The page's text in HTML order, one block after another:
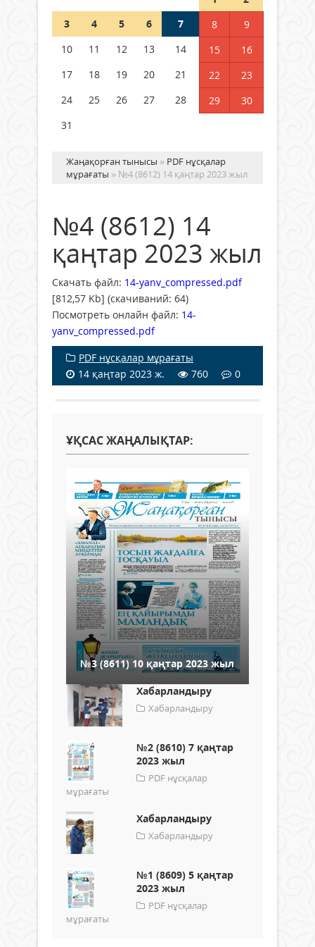
Германия аптап ыстыққа
бастады
04 тамыз 2026 ж.
3
4 5 6 7 8
9
10
11 12 13 14 15
16
17
18 19 20 21 22
23
24
25 26 27 28 29
30
31
Жаңақорған тынысы » PDF нұсқалар
мұрағаты » №4 (8612) 14 қаңтар 2023 жыл
№4 (8612) 14
қаңтар 2023 жыл
Скачать файл: 14-yanv_compressed.pdf
[812,57 Kb] (cкачиваний: 64)
Посмотреть онлайн файл: 14-
yanv_compressed.pdf
PDF нұсқалар мұрағаты
14 қаңтар 2023 ж.
760 0
ҰҚСАС ЖАҢАЛЫҚТАР:
№3 (8611) 10 қаңтар 2023 жыл
Хабарландыру
Хабарландыру
№2 (8610) 7 қаңтар
2023 жыл
PDF нұсқалар
мұрағаты
Хабарландыру
Хабарландыру
№1 (8609) 5 қаңтар
2023 жыл
PDF нұсқалар
мұрағаты